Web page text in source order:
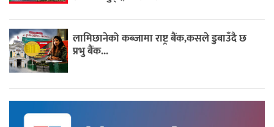
लामिछानेको कब्जामा राष्ट्र बैंक,कसले डुबाउँदै छ
प्रभु बैंक...